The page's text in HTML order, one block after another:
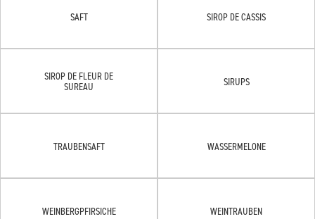
SAFT SIROP DE CASSIS
SIROP DE FLEUR DE
SUREAU
SIRUPS
TRAUBENSAFT WASSERMELONE
WEINBERGPFIRSICHE WEINTRAUBEN